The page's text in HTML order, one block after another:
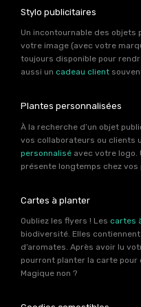
Stylo publicitaires
Un incontournable des objets
votre image (avec votre
toujours disponible pour
aussi un cadeau client
Plantes personnalisées
À la recherche d’un objet
vos collaborateurs ou clients
personnalisé avec votre logo.
présente longtemps chez vos
Cartes à planter
Oubliez les flyers ! Les cartes
biodiversité. Elles
d’aromates. Après avoir lu
pourront planter la carte pour
Magique non ?